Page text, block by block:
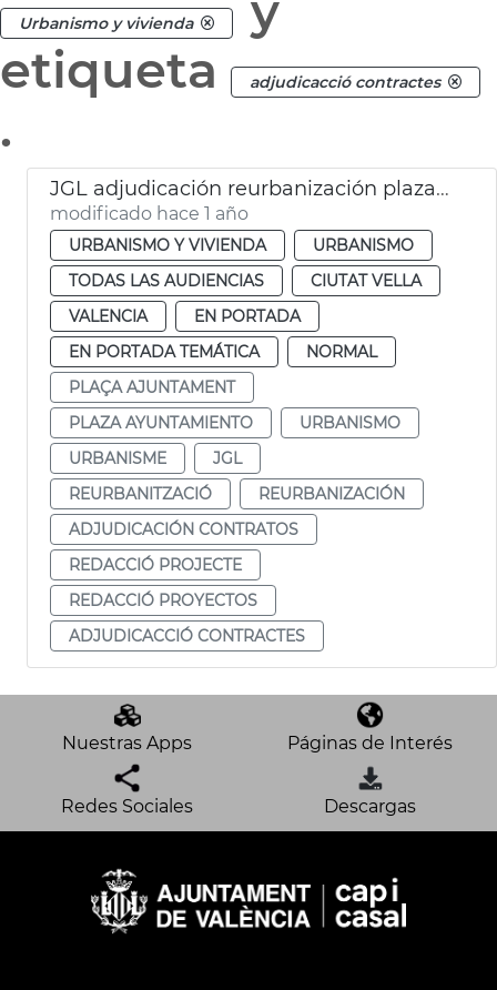
Urbanismo y vivienda
etiqueta
adjudicacció contractes
.
JGL adjudicación reurbanización plaza Ajuntament
modificado hace 1 año
URBANISMO Y VIVIENDA
URBANISMO
TODAS LAS AUDIENCIAS
CIUTAT VELLA
VALENCIA
EN PORTADA
EN PORTADA TEMÁTICA
NORMAL
PLAÇA AJUNTAMENT
PLAZA AYUNTAMIENTO
URBANISMO
URBANISME
JGL
REURBANITZACIÓ
REURBANIZACIÓN
ADJUDICACIÓN CONTRATOS
REDACCIÓ PROJECTE
REDACCIÓ PROYECTOS
ADJUDICACCIÓ CONTRACTES
Nuestras Apps Páginas de Interés
Redes Sociales Descargas